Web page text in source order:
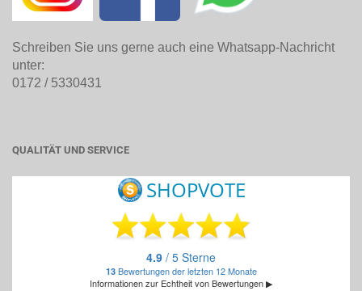
Schreiben Sie uns gerne auch eine Whatsapp-Nachricht
unter:
0172 / 5330431
QUALITÄT UND SERVICE